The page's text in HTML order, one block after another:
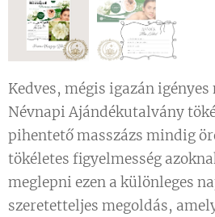
Kedves, mégis igazán
Névnapi Ajándékutalvány
pihentető masszázs mindig
tökéletes figyelmesség
meglepni ezen a különleges
szeretetteljes megoldás,